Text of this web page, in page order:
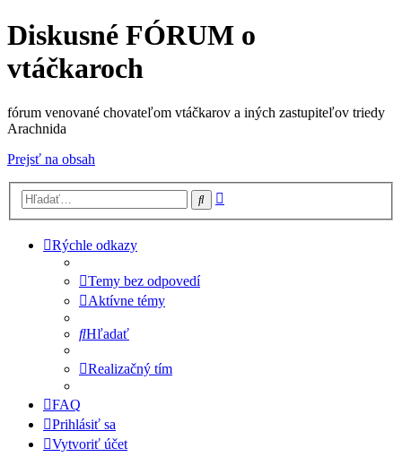
Diskusné FÓRUM o
vtáčkaroch
fórum venované chovateľom vtáčkarov a iných zastupiteľov triedy
Arachnida
Prejsť na obsah
Hľadať
Rýchle odkazy
Temy bez odpovedí
Aktívne témy
Hľadať
Realizačný tím
FAQ
Prihlásiť sa
Vytvoriť účet